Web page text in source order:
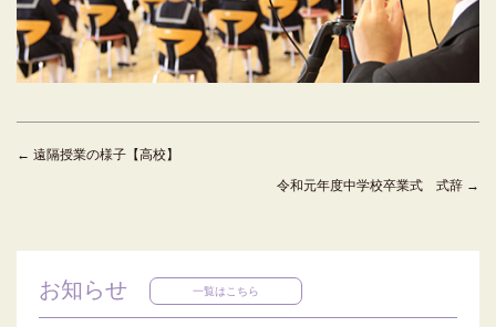
← 遠隔授業の様子【高校】
令和元年度中学校卒業式 式辞 →
お知らせ 一覧はこちら